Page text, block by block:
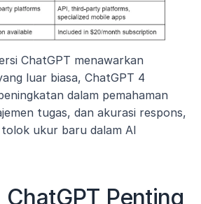
ChatGPT menawarkan
luar biasa, ChatGPT 4
dalam pemahaman
tugas, dan akurasi respons,
ukur baru dalam AI
Penting